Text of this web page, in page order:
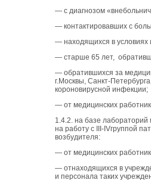
— с диагнозом
— контактировавших с
— находящихся в условиях
— старше 65 лет,
— обратившихся за
г.Москвы, Санкт-
короновирусной инфекции;
— от медицинских
1.4.2. на базе
на работу с III-IVгруппой
возбудителя:
— от медицинских
— отнаходящихся в
и персонала таких